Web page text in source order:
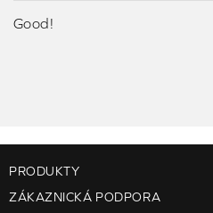
Good!
PRODUKTY
ZÁKAZNICKÁ PODPORA